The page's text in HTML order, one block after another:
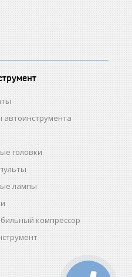
автоинструмента
головки
лампы
компрессор